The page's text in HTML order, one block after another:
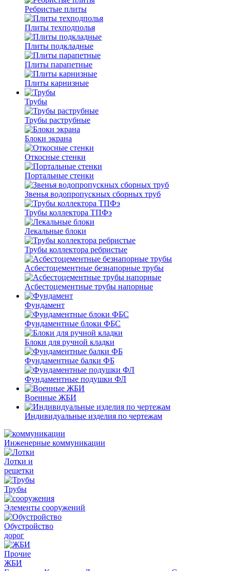
Ребристые плиты
Плиты техподполья
Плиты подкладные
Плиты парапетные
Плиты карнизные
Трубы
Трубы раструбные
Блоки экрана
Откосные стенки
Портальные стенки
Звенья водопропускных сборных труб
Трубы коллектора ТПФэ
Лекальные блоки
Трубы коллектора ребристые
Асбестоцементные безнапорные трубы
Асбестоцементные трубы напорные
Фундамент
Фундаментные блоки ФБС
Блоки для ручной кладки
Фундаментные балки ФБ
Фундаментные подушки ФЛ
Военные ЖБИ
Индивидуальные изделия по чертежам
Инженерные коммуникации
Лотки и
решетки
Трубы
Элементы сооружений
Обустройство
дорог
Прочие
ЖБИ